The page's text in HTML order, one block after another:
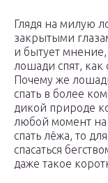
Глядя на милую
закрытыми
и бытует мнение,
лошади спят,
Почему же
спать в более
дикой природе
любой момент на
спать лёжа, то
спасаться
даже такое